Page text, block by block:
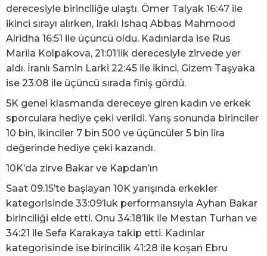
derecesiyle birinciliğe ulaştı. Ömer Talyak 16:47 ile
ikinci sırayı alırken, Iraklı Ishaq Abbas Mahmood
Alridha 16:51 ile üçüncü oldu. Kadınlarda ise Rus
Mariia Kolpakova, 21:01’lik derecesiyle zirvede yer
aldı. İranlı Samin Larki 22:45 ile ikinci, Gizem Taşyaka
ise 23:08 ile üçüncü sırada finiş gördü.
5K genel klasmanda dereceye giren kadın ve erkek
sporculara hediye çeki verildi. Yarış sonunda birinciler
10 bin, ikinciler 7 bin 500 ve üçüncüler 5 bin lira
değerinde hediye çeki kazandı.
10K’da zirve Bakar ve Kapdan’ın
Saat 09.15’te başlayan 10K yarışında erkekler
kategorisinde 33:09’luk performansıyla Ayhan Bakar
birinciliği elde etti. Onu 34:18’lik ile Mestan Turhan ve
34:21 ile Sefa Karakaya takip etti. Kadınlar
kategorisinde ise birincilik 41:28 ile koşan Ebru